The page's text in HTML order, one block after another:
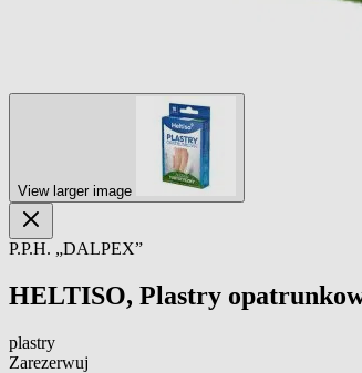
View larger image
P.P.H. „DALPEX”
HELTISO, Plastry
plastry
Zarezerwuj